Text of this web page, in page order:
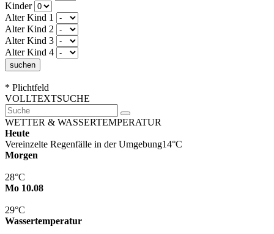
Kinder
Alter Kind 1
Alter Kind 2
Alter Kind 3
Alter Kind 4
suchen
* Plichtfeld
VOLLTEXTSUCHE
WETTER & WASSERTEMPERATUR
Heute
Vereinzelte Regenfälle in der Umgebung14°C
Morgen
28°C
Mo 10.08
29°C
Wassertemperatur